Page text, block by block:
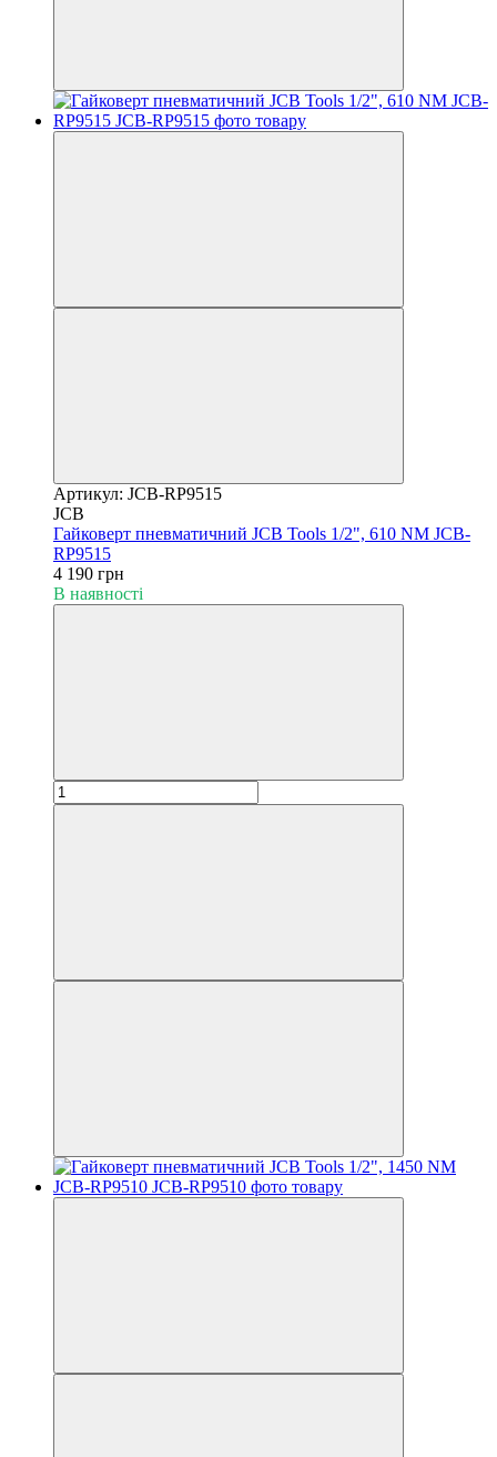
Артикул: JCB-RP9515
JCB
Гайковерт пневматичний JCB Tools 1/2", 610 NM JCB-
RP9515
4 190 грн
В наявності